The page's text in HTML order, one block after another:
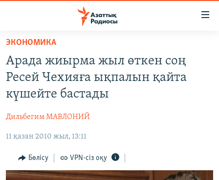
Skip
main
content
to
main
Skip
Search
САЯСАТ
AZATTYQTV
АДАМ ҚҰҚЫҚТАРЫ
ӘЛЕУМЕТ
ӘЛЕМ
АРНАЙЫ ЖОБАЛАР
ЭКОНОМИКА
Арада жиырма жыл өткен соң
Ресей Чехияға ықпалын қайта
күшейте бастады
Дильбегим МАВЛОНИЙ
11 қазан 2010 жыл, 13:11
Бөлісу VPN-сіз оқу